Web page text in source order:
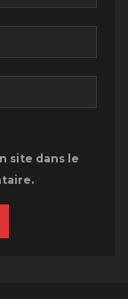
site dans le